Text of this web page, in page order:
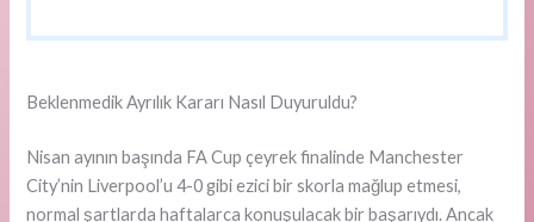
Beklenmedik Ayrılık Kararı Nasıl Duyuruldu?
Nisan ayının başında FA Cup çeyrek finalinde Manchester
City’nin Liverpool’u 4-0 gibi ezici bir skorla mağlup etmesi,
normal şartlarda haftalarca konuşulacak bir başarıydı. Ancak